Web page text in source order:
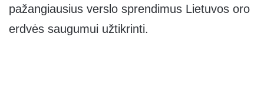
pažangiausius verslo sprendimus Lietuvos oro
erdvės saugumui užtikrinti.